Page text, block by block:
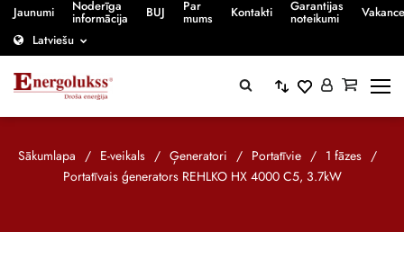
Jaunumi Noderīga
informācija BUJ Par
mums Kontakti Garantijas
noteikumi
Latviešu
Sākumlapa / E-veikals / Ģeneratori / Portatīvie / 1 fāzes /
Portatīvais ģenerators REHLKO HX 4000 C5, 3.7kW